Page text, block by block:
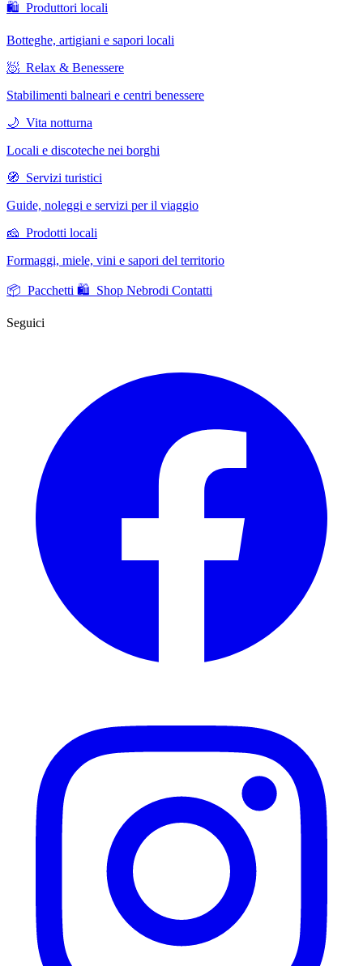
🛍 Produttori locali
Botteghe, artigiani e sapori locali
🧖 Relax & Benessere
Stabilimenti balneari e centri benessere
🌙 Vita notturna
Locali e discoteche nei borghi
🧭 Servizi turistici
Guide, noleggi e servizi per il viaggio
🧀 Prodotti locali
Formaggi, miele, vini e sapori del territorio
📦 Pacchetti 🛍️ Shop Nebrodi Contatti
Seguici